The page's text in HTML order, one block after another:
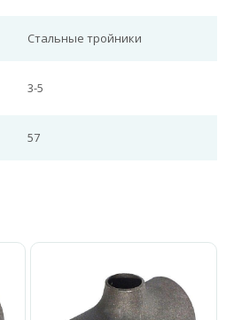
Стальные тройники
3-5
57